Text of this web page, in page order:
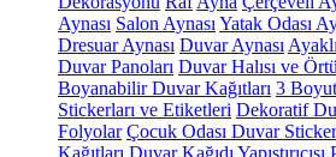
Aynası Salon Aynası Yatak Odası
Dresuar Aynası Duvar Aynası
Duvar Panoları Duvar Halısı ve
Boyanabilir Duvar Kağıtları 3
Stickerları ve Etiketleri Dekoratif
Folyolar Çocuk Odası Duvar
Kağıtları Duvar Kağıdı Yapıştırıcısı